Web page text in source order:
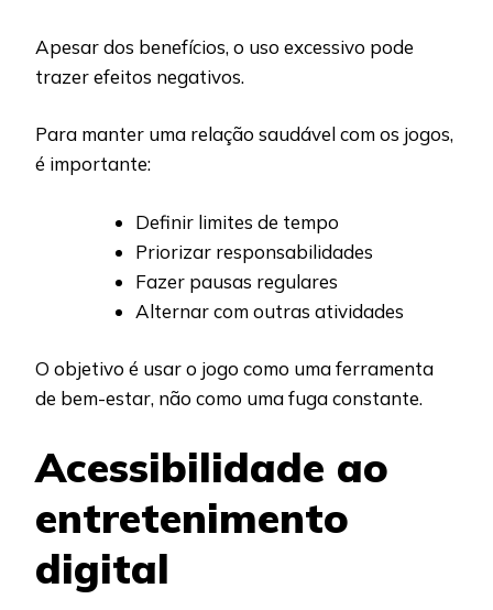
Apesar dos benefícios, o uso excessivo pode
trazer efeitos negativos.
Para manter uma relação saudável com os jogos,
é importante:
Definir limites de tempo
Priorizar responsabilidades
Fazer pausas regulares
Alternar com outras atividades
O objetivo é usar o jogo como uma ferramenta
de bem-estar, não como uma fuga constante.
Acessibilidade ao
entretenimento
digital